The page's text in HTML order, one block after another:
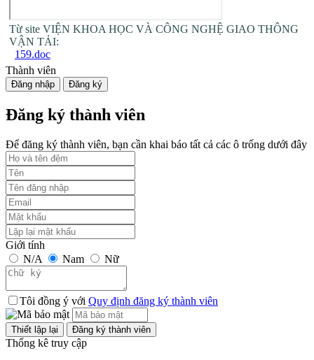
Từ site VIỆN KHOA HỌC VÀ CÔNG NGHỆ GIAO THÔNG
VẬN TẢI:
159.doc
Thành viên
Đăng nhập Đăng ký
Đăng ký thành viên
Để đăng ký thành viên, bạn cần khai báo tất cả các ô trống dưới đây
Giới tính
N/A
Nam Nữ
Tôi đồng ý với Quy định đăng ký thành viên
Thống kê truy cập